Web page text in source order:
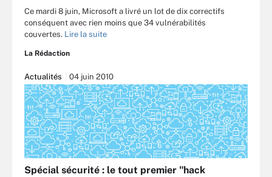
Ce mardi 8 juin, Microsoft a livré un lot de dix correctifs
conséquent avec rien moins que 34 vulnérabilités
couvertes. Lire la suite
La Rédaction
Actualités 04 juin 2010
Spécial sécurité : le tout premier "hack